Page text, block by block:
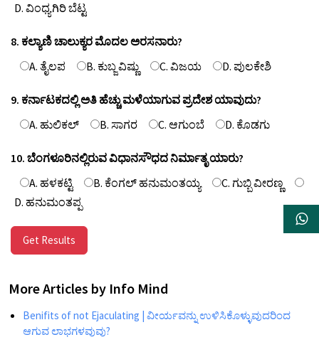
D. ವಿಂಧ್ಯಗಿರಿ ಬೆಟ್ಟ
8. ಕಲ್ಯಾಣಿ ಚಾಲುಕ್ಯರ ಮೊದಲ ಅರಸನಾರು?
A. ತೈಲಪ
B. ಕುಬ್ಜ ವಿಷ್ಣು C. ವಿಜಯ D. ಪುಲಕೇಶಿ
9. ಕರ್ನಾಟಕದಲ್ಲಿ ಅತಿ ಹೆಚ್ಚು ಮಳೆಯಾಗುವ ಪ್ರದೇಶ ಯಾವುದು?
A. ಹುಲಿಕಲ್
B. ಸಾಗರ C. ಆಗುಂಬೆ D. ಕೊಡಗು
10. ಬೆಂಗಳೂರಿನಲ್ಲಿರುವ ವಿಧಾನಸೌಧದ ನಿರ್ಮಾತೃ ಯಾರು?
A. ಹಳಕಟ್ಟಿ
B. ಕೆಂಗಲ್ ಹನುಮಂತಯ್ಯ
C. ಗುಬ್ಬಿ ವೀರಣ್ಣ
D. ಹನುಮಂತಪ್ಪ
Get Results
More Articles by Info Mind
Benifits of not Ejaculating | ವೀರ್ಯವನ್ನು ಉಳಿಸಿಕೊಳ್ಳುವುದರಿಂದ
ಆಗುವ ಲಾಭಗಳವುವು?